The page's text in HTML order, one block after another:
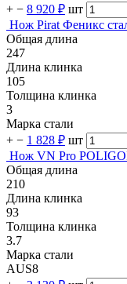
+ − 8 920 ₽ шт
Нож Pirat Феникс
Общая длина
247
Длина клинка
105
Толщина клинка
3
Марка стали
+ − 1 828 ₽ шт
Нож VN Pro
Общая длина
210
Длина клинка
93
Толщина клинка
3.7
Марка стали
AUS8